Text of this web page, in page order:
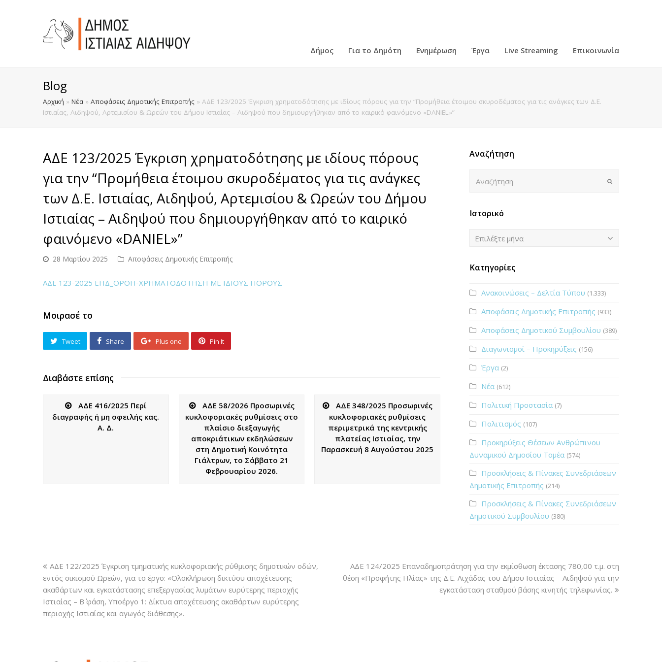
Δήμος Για το Δημότη Ενημέρωση Έργα Live Streaming Επικοινωνία
Blog
Αρχική » Νέα » Αποφάσεις Δημοτικής Επιτροπής » ΑΔΕ 123/2025 Έγκριση χρηματοδότησης με ιδίους πόρους για την “Προμήθεια έτοιμου σκυροδέματος για τις ανάγκες των Δ.Ε.
Ιστιαίας, Αιδηψού, Αρτεμισίου & Ωρεών του Δήμου Ιστιαίας – Αιδηψού που δημιουργήθηκαν από το καιρικό φαινόμενο «DANIEL»”
ΑΔΕ 123/2025 Έγκριση χρηματοδότησης με ιδίους πόρους
για την “Προμήθεια έτοιμου σκυροδέματος για τις ανάγκες
των Δ.Ε. Ιστιαίας, Αιδηψού, Αρτεμισίου & Ωρεών του Δήμου
Ιστιαίας – Αιδηψού που δημιουργήθηκαν από το καιρικό
φαινόμενο «DANIEL»”
28 Μαρτίου 2025 Αποφάσεις Δημοτικής Επιτροπής
ΑΔΕ 123-2025 ΕΗΔ_ΟΡΘΗ-ΧΡΗΜΑΤΟΔΟΤΗΣΗ ΜΕ ΙΔΙΟΥΣ ΠΟΡΟΥΣ
Μοιρασέ το
Tweet Share Plus one Pin It
Διαβάστε επίσης
ΑΔΕ 416/2025 Περί
διαγραφής ή μη οφειλής κας.
Α. Δ.
ΑΔΕ 58/2026 Προσωρινές
κυκλοφοριακές ρυθμίσεις στο
πλαίσιο διεξαγωγής
αποκριάτικων εκδηλώσεων
στη Δημοτική Κοινότητα
Γιάλτρων, το Σάββατο 21
Φεβρουαρίου 2026.
ΑΔΕ 348/2025 Προσωρινές
κυκλοφοριακές ρυθμίσεις
περιμετρικά της κεντρικής
πλατείας Ιστιαίας, την
Παρασκευή 8 Αυγούστου 2025
Αναζήτηση
Ιστορικό
Ιστορικό
Επιλέξτε μήνα
Κατηγορίες
Ανακοινώσεις – Δελτία Τύπου (1.333)
Αποφάσεις Δημοτικής Επιτροπής (933)
Αποφάσεις Δημοτικού Συμβουλίου (389)
Διαγωνισμοί – Προκηρύξεις (156)
Έργα (2)
Νέα (612)
Πολιτική Προστασία (7)
Πολιτισμός (107)
Προκηρύξεις Θέσεων Ανθρώπινου
Δυναμικού Δημοσίου Τομέα (574)
Προσκλήσεις & Πίνακες Συνεδριάσεων
Δημοτικής Επιτροπής (214)
Προσκλήσεις & Πίνακες Συνεδριάσεων
Δημοτικού Συμβουλίου (380)
ΑΔΕ 122/2025 Έγκριση τμηματικής κυκλοφοριακής ρύθμισης δημοτικών οδών,
εντός οικισμού Ωρεών, για το έργο: «Ολοκλήρωση δικτύου αποχέτευσης
ακαθάρτων και εγκατάστασης επεξεργασίας λυμάτων ευρύτερης περιοχής
Ιστιαίας – Β΄ φάση, Υποέργο 1: Δίκτυα αποχέτευσης ακαθάρτων ευρύτερης
περιοχής Ιστιαίας και αγωγός διάθεσης».
ΑΔΕ 124/2025 Επαναδημοπράτηση για την εκμίσθωση έκτασης 780,00 τ.μ. στη
θέση «Προφήτης Ηλίας» της Δ.Ε. Λιχάδας του Δήμου Ιστιαίας – Αιδηψού για την
εγκατάσταση σταθμού βάσης κινητής τηλεφωνίας.